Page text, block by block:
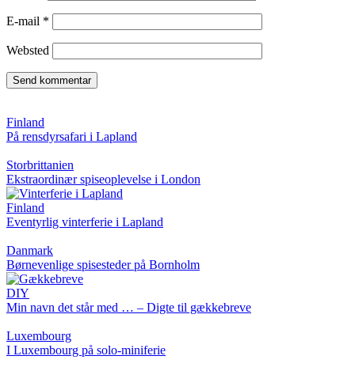
E-mail *
Websted
Finland
På rensdyrsafari i Lapland
Storbrittanien
Ekstraordinær spiseoplevelse i London
Finland
Eventyrlig vinterferie i Lapland
Danmark
Børnevenlige spisesteder på Bornholm
DIY
Min navn det står med … – Digte til gækkebreve
Luxembourg
I Luxembourg på solo-miniferie